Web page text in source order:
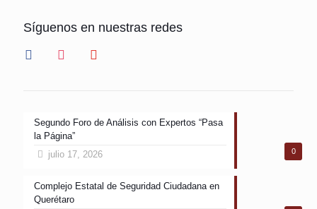
Síguenos en nuestras redes
facebook instagram youtube
0
Segundo Foro de Análisis con Expertos “Pasa
la Página”
julio 17, 2026
Complejo Estatal de Seguridad Ciudadana en
Querétaro